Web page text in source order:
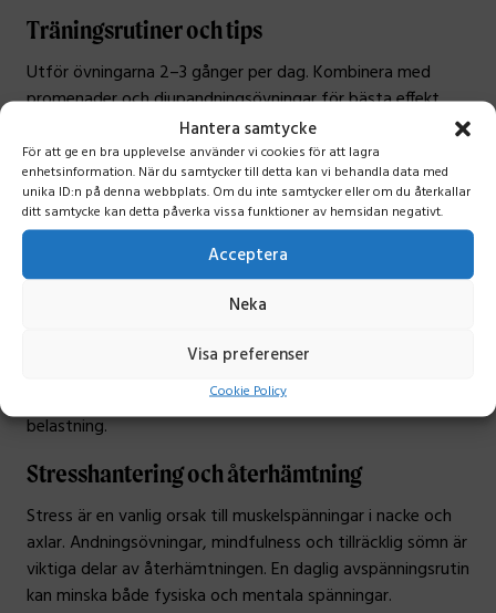
Hantera samtycke
För att ge en bra upplevelse använder vi cookies för att lagra
enhetsinformation. När du samtycker till detta kan vi behandla data med
unika ID:n på denna webbplats. Om du inte samtycker eller om du återkallar
ditt samtycke kan detta påverka vissa funktioner av hemsidan negativt.
Acceptera
Neka
Visa preferenser
Cookie Policy
Träningsrutiner och tips
Utför övningarna 2–3 gånger per dag. Kombinera med
promenader och djupandningsövningar för bästa effekt.
Det är också bra att stretcha korta muskler i bröstet för
att förbättra hållningen ytterligare. Och använd gärna
timer för att påminna dig om att ta mikropauser under
arbetsdagen.
Förebygg med rätt arbetsmiljö
Använd en justerbar stol, höj- och sänkbart skrivbord och
position ofta under dagen. Mikropauser och rörelse varje
variera mellan att sitta och stå kan också minska statisk
belastning.
Stresshantering och återhämtning
Stress är en vanlig orsak till muskelspänningar i nacke och
axlar. Andningsövningar, mindfulness och tillräcklig sömn är
viktiga delar av återhämtningen. En daglig avspänningsrutin
kan minska både fysiska och mentala spänningar.